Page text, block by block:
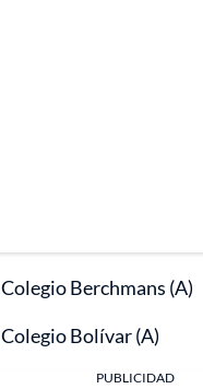
Colegio Berchmans (A)
Colegio Bolívar (A)
PUBLICIDAD